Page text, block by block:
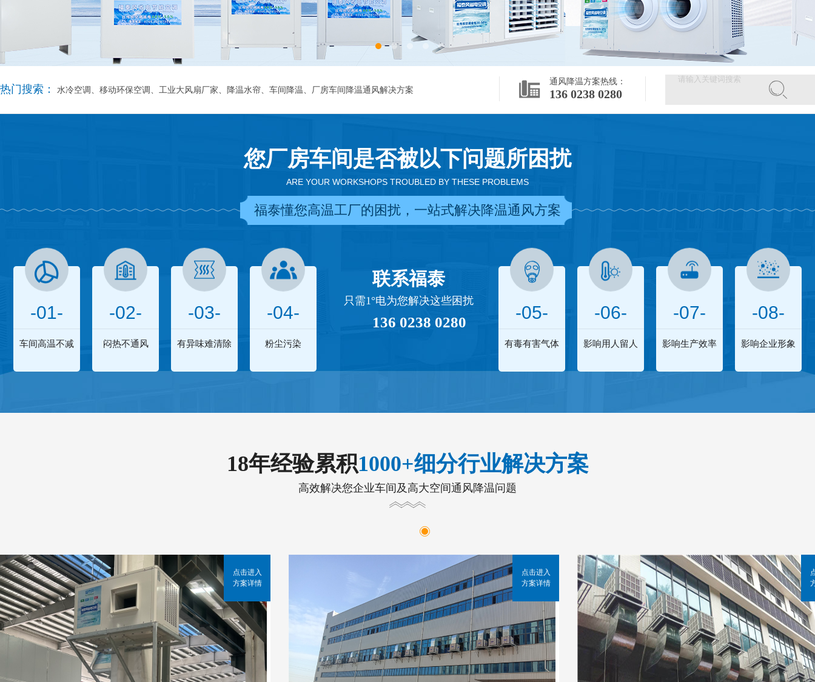
热门搜索： 水冷空调、移动环保空调、工业大风扇厂家、降温水帘、车间降温、厂房车间降温通风解决方案
通风降温方案热线：
136 0238 0280
您厂房车间是否被以下问题所困扰
ARE YOUR WORKSHOPS TROUBLED BY THESE PROBLEMS
福泰懂您高温工厂的困扰，一站式解决降温通风方案
-01-
车间高温不减
-02-
闷热不通风
-03-
有异味难清除
-04-
粉尘污染
联系福泰
只需1°电为您解决这些困扰
136 0238 0280 -05-
有毒有害气体
-06-
影响用人留人
-07-
影响生产效率
-08-
影响企业形象
18年经验累积1000+细分行业解决方案
高效解决您企业车间及高大空间通风降温问题
点击进入
方案详情
点击进入
方案详情